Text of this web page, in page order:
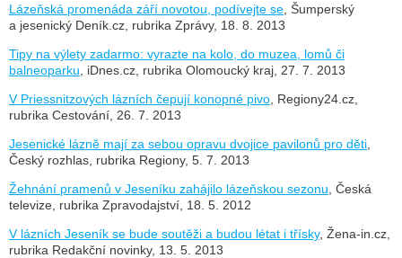
Lázeňská promenáda září novotou, podívejte se , Šumperský
a jesenický Deník.cz, rubrika Zprávy, 18. 8. 2013
Tipy na výlety zadarmo: vyrazte na kolo, do muzea, lomů či
balneoparku , iDnes.cz, rubrika Olomoucký kraj, 27. 7. 2013
V Priessnitzových lázních čepují konopné pivo , Regiony24.cz,
rubrika Cestování, 26. 7. 2013
Jesenické lázně mají za sebou opravu dvojice pavilonů pro děti
Český rozhlas, rubrika Regiony, 5. 7. 2013
Žehnání pramenů v Jeseníku zahájilo lázeňskou sezonu , Česká
televize, rubrika Zpravodajství, 18. 5. 2012
V lázních Jeseník se bude soutěži a budou létat i třísky, Žena-in.cz,
rubrika Redakční novinky, 13. 5. 2013